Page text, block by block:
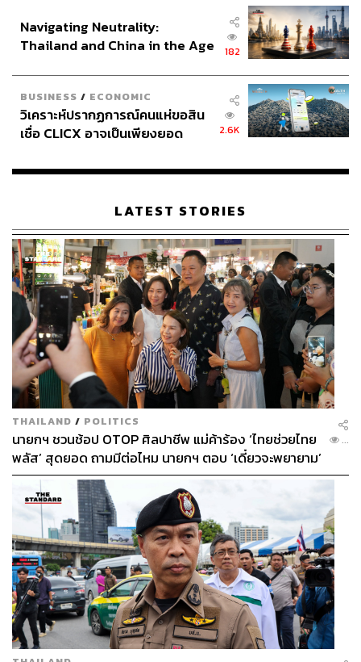
Navigating Neutrality:
Thailand and China in the Age
182
BUSINESS / ECONOMIC
วิเคราะห์ปรากฏการณ์คนแห่ขอสิน
เชื่อ CLICX อาจเป็นเพียงยอด
เรือนไทยที่ถูกซุกไว้
2.6K
LATEST STORIES
THAILAND / POLITICS
นายกฯ ชวนช้อป OTOP ศิลปาชีพ แม่ค้าร้อง ‘ไทยช่วยไทย
พลัส’ สุดยอด ถามมีต่อไหม นายกฯ ตอบ ‘เดี๋ยวจะพยายาม’
...